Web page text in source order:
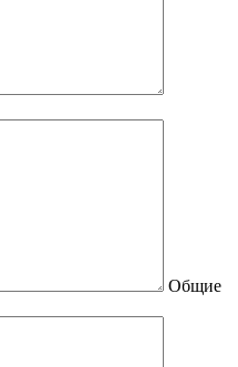
Общие